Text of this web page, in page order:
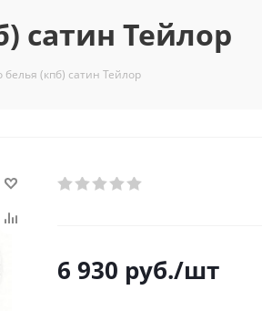
сатин Тейлор
белья (кпб) сатин Тейлор
6 930 руб./шт